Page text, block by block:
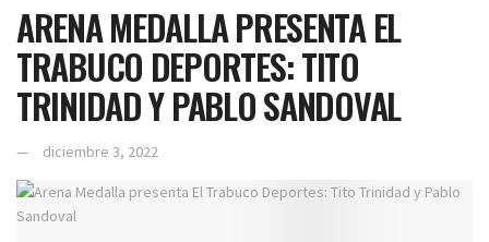
ARENA MEDALLA PRESENTA EL
TRABUCO DEPORTES: TITO
TRINIDAD Y PABLO SANDOVAL
diciembre 3, 2022